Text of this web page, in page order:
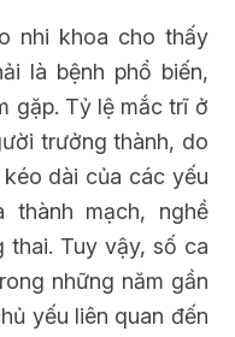
nhi khoa cho thấy
là bệnh phổ biến,
gặp. Tỷ lệ mắc trĩ ở
trưởng thành, do
dài của các yếu
mạch, nghề
thai. Tuy vậy, số ca
những năm gần
yếu liên quan đến